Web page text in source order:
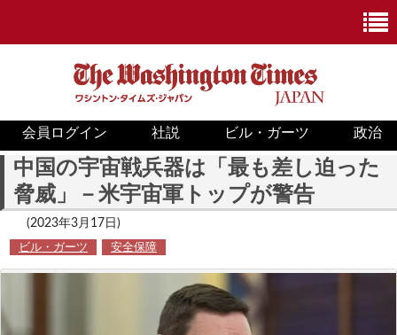
ニュース
政治
ホワイトハウス
会員ログイン 社説 ビル・ガーツ 政治
中国の宇宙戦兵器は「最も差し迫った
脅威」－米宇宙軍トップが警告
(2023年3月17日)
ビル・ガーツ 安全保障